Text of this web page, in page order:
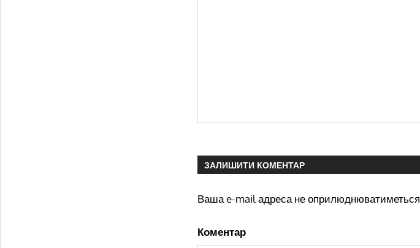
ЗАЛИШИТИ КОМЕНТАР
Ваша e-mail адреса не оприлюднюватиметься.
Коментар